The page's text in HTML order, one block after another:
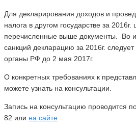
Для декларирования доходов и
налога в другом государстве за
перечисленные выше документы. Во
санкций декларацию за 2016г.
органы РФ до 2 мая 2017г.
О конкретных требованиях к
можете узнать на консультации.
Запись на консультацию проводится
82 или на сайте